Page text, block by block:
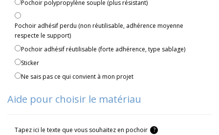
Pochoir polypropylène souple (plus résistant)
Pochoir adhésif perdu (non réutilisable, adhérence moyenne
respecte le support)
Pochoir adhésif réutilisable (forte adhérence, type sablage)
Sticker
Ne sais pas ce qui convient à mon projet
Aide pour choisir le matériau
Tapez ici le texte que vous souhaitez en pochoir ?